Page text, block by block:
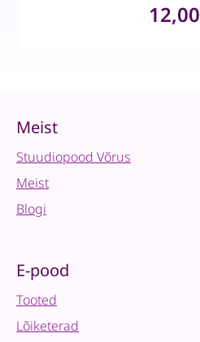
12,00
Meist
Stuudiopood Võrus
Meist
Blogi
E-pood
Tooted
Lõiketerad